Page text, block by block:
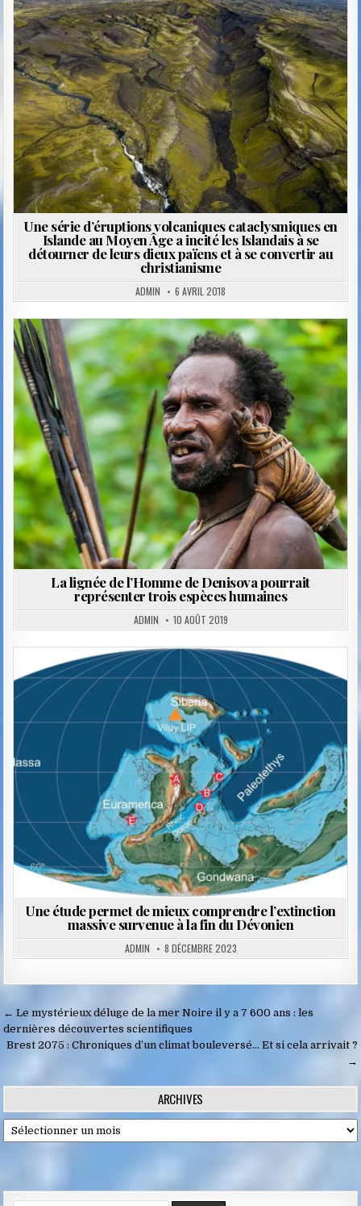
Posted
in
Une série d’éruptions volcaniques cataclysmiques en
Islande au Moyen Âge a incité les Islandais à se
détourner de leurs dieux païens et à se convertir au
christianisme
ADMIN 6 AVRIL 2018
Posted
in
La lignée de l’Homme de Denisova pourrait
représenter trois espèces humaines
ADMIN 10 AOÛT 2019
Posted
in
Une étude permet de mieux comprendre l’extinction
massive survenue à la fin du Dévonien
ADMIN 8 DÉCEMBRE 2023
Navigation
de
l’article
← Le mystérieux déluge de la mer Noire il y a 7 600 ans : les
dernières découvertes scientifiques
Brest 2075 : Chroniques d’un climat bouleversé… Et si cela arrivait ?
→
ARCHIVES
Archives